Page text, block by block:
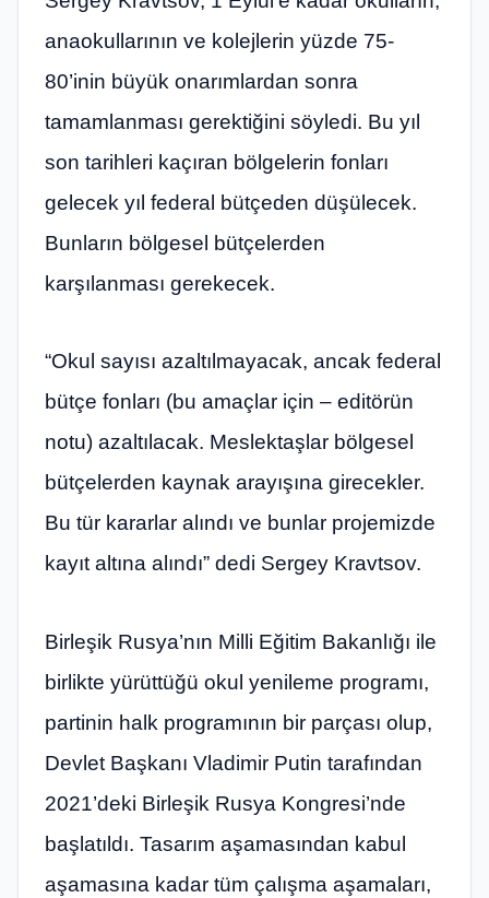
anaokullarının ve kolejlerin yüzde 75-
80’inin büyük onarımlardan sonra
tamamlanması gerektiğini söyledi. Bu yıl
son tarihleri ​​kaçıran bölgelerin fonları
gelecek yıl federal bütçeden düşülecek.
Bunların bölgesel bütçelerden
karşılanması gerekecek.
“Okul sayısı azaltılmayacak, ancak federal
bütçe fonları (bu amaçlar için – editörün
notu) azaltılacak. Meslektaşlar bölgesel
bütçelerden kaynak arayışına girecekler.
Bu tür kararlar alındı ​​ve bunlar projemizde
kayıt altına alındı” dedi Sergey Kravtsov.
Birleşik Rusya’nın Milli Eğitim Bakanlığı ile
birlikte yürüttüğü okul yenileme programı,
partinin halk programının bir parçası olup,
Devlet Başkanı Vladimir Putin tarafından
2021’deki Birleşik Rusya Kongresi’nde
başlatıldı. Tasarım aşamasından kabul
aşamasına kadar tüm çalışma aşamaları,